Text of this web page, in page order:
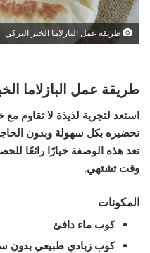
طريقة عمل البازلاما الخبز التركي
طريقة عمل البازلاما
استعد لتجربة لذيذة لا تقاوم مع
تحضيره بكل سهولة وبدون
تعد هذه الوصفة خيارًا رائعًا
وقت تشتهي.
المكونات
كوب ماء دافئ
كوب زبادي طبيعي بدون